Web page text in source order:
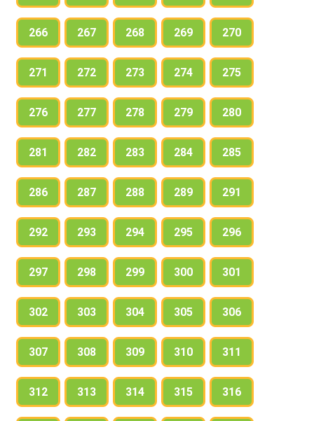
266 267 268 269 270
271 272 273 274 275
276 277 278 279 280
281 282 283 284 285
286 287 288 289 291
292 293 294 295 296
297 298 299 300 301
302 303 304 305 306
307 308 309 310 311
312 313 314 315 316